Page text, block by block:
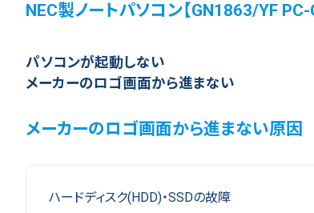
NEC製ノートパソコン【GN1863/YF
パソコンが起動しない
メーカーのロゴ画面から進まない
メーカーのロゴ画面から進まない原因
ハードディスク(HDD)・SSDの故障